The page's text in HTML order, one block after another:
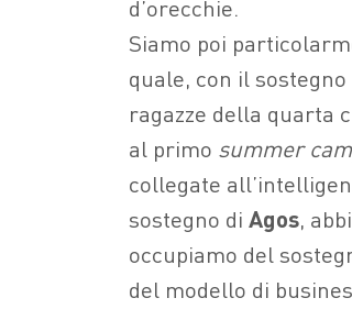
d’orecchie.
Siamo poi
quale, con il sostegno
ragazze della quarta
al primo summer
collegate
sostegno di Agos,
occupiamo del
del modello di